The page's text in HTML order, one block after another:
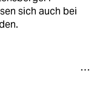
sich auch bei